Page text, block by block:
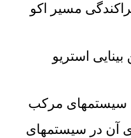
مسیر اکو
سیستمهای مرکب
آن در سیستمهای